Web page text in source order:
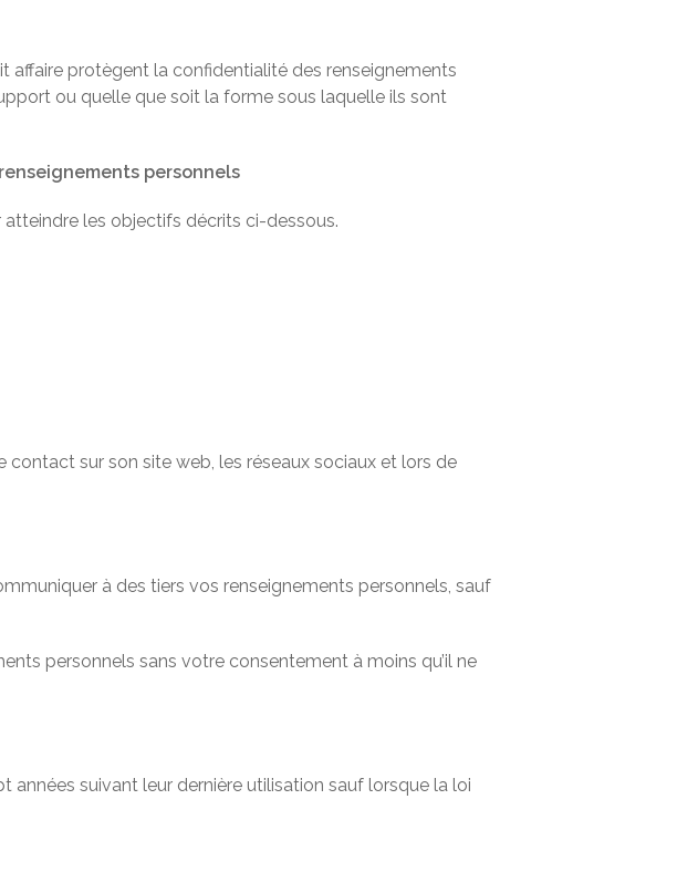
affaire protègent la confidentialité des renseignements
ou quelle que soit la forme sous laquelle ils sont
personnels
les objectifs décrits ci-dessous.
sur son site web, les réseaux sociaux et lors de
à des tiers vos renseignements personnels, sauf
personnels sans votre consentement à moins qu’il ne
suivant leur dernière utilisation sauf lorsque la loi